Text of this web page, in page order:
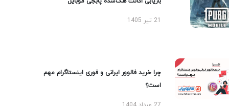
چرا خرید فالوور ایرانی و فوری اینستاگرام مهم
است؟